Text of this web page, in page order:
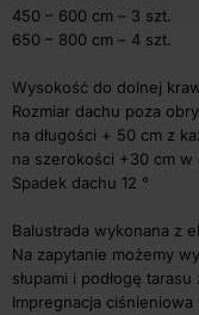
450 – 600 cm – 3 szt.
650 – 800 cm – 4 szt.
Wysokość do dolnej
Rozmiar dachu poza
na długości + 50 cm z
na szerokości +30 cm w
Spadek dachu 12 °
Balustrada wykonana z
Na zapytanie możemy
słupami i podłogę
Impregnacja